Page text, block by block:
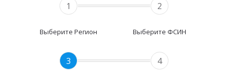
1
Выберите Регион
2
Выберите ФСИН
3 4